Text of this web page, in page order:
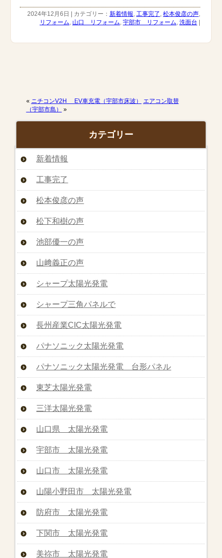
2024年12月6日 | カテゴリー： 新着情報, 工事完了 , 松本俊彦の声,
リフォーム, 山口 リフォーム, 宇部市 リフォーム, 洗面台
« ニチコンV2H EV車充電（宇部市床波）
エアコン取替
（宇部市島）
»
カテゴリー
新着情報
工事完了
松本俊彦の声
松下和樹の声
池部優一の声
山﨑義正の声
シャープ太陽光発電
シャープ三角パネルで
長州産業CIC太陽光発電
パナソニック太陽光発電
パナソニック太陽光発電 台形パネル
東芝太陽光発電
三洋太陽光発電
山口県 太陽光発電
宇部市 太陽光発電
山口市 太陽光発電
山陽小野田市 太陽光発電
防府市 太陽光発電
下関市 太陽光発電
美祢市 太陽光発電